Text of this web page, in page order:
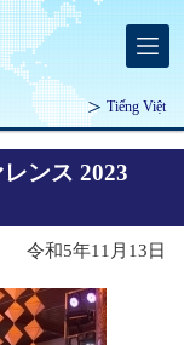
Tiếng Việt
ンス 2023
令和5年11月13日